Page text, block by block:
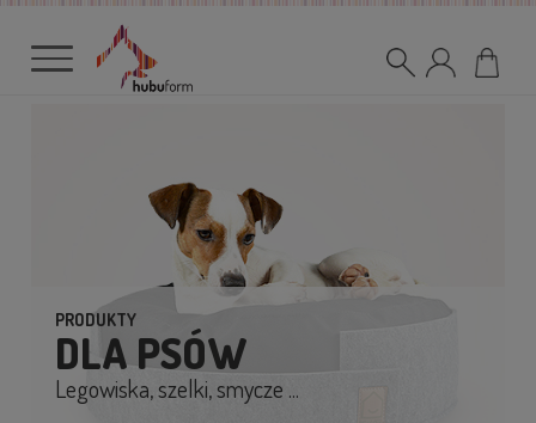
PRODUKTY
DLA PSÓW
Legowiska, szelki, smycze ...